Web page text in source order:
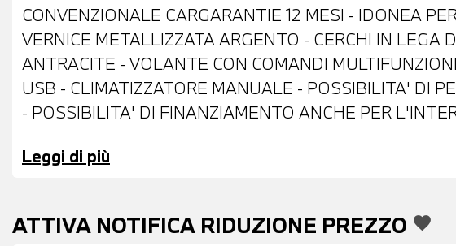
CONVENZIONALE CARGARANTIE 12 MESI - IDONEA
VERNICE METALLIZZATA ARGENTO - CERCHI IN LEGA
ANTRACITE - VOLANTE CON COMANDI
USB - CLIMATIZZATORE MANUALE - POSSIBILITA' DI
- POSSIBILITA' DI FINANZIAMENTO ANCHE PER
Leggi di più
ATTIVA NOTIFICA RIDUZIONE PREZZO favorite